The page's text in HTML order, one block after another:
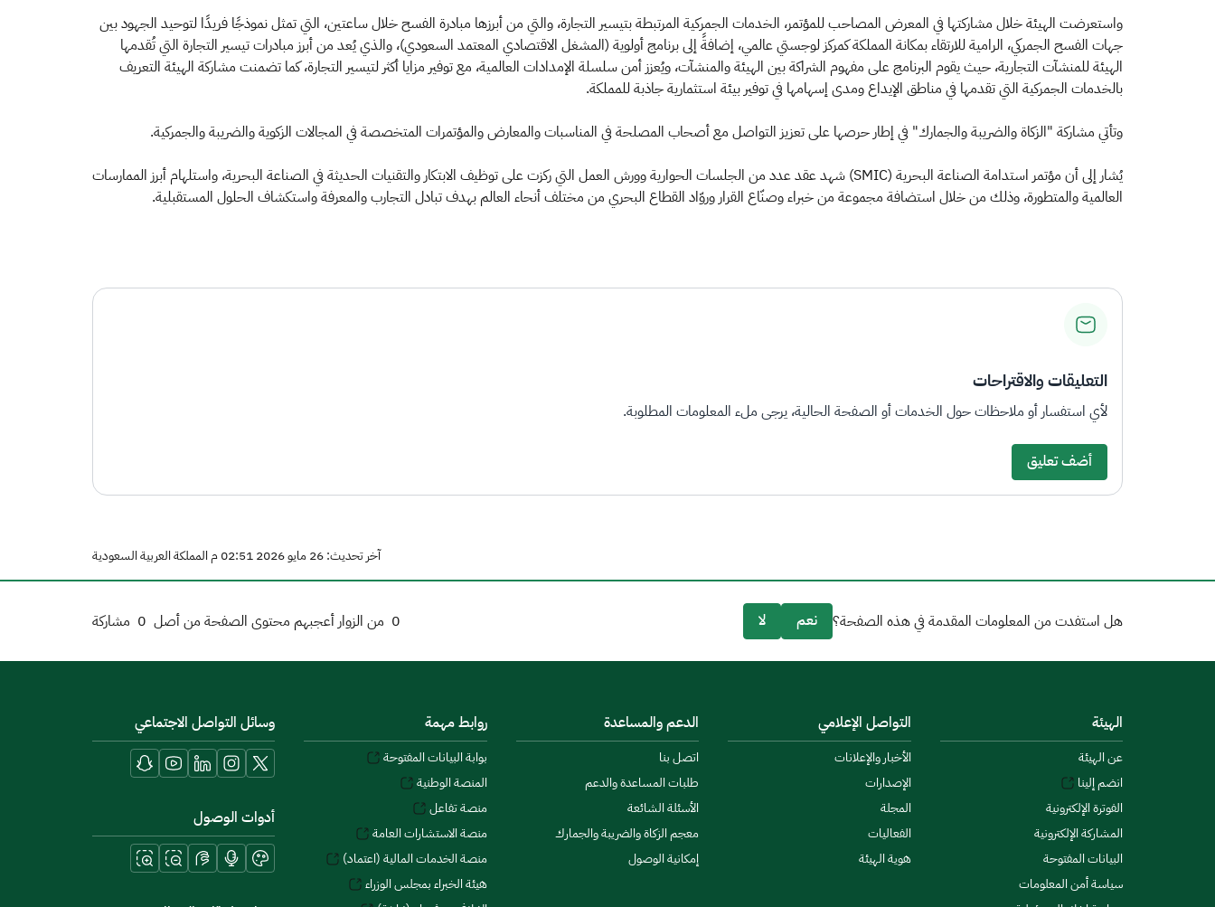
واستعرضت الهيئة خلال مشار​كتها في المعرض المصاحب للمؤتمر، الخدمات الجمركية المرتبطة بتيسير التجارة، والتي من أبرزها مبادرة الفسح خلال ساعتين، التي تمثل نموذجًا فريدًا لتوحيد الجهود بين
جهات الفسح الجمركي، الرامية للارتقاء بمكانة المملكة كمركز لوجستي عالمي، إضافةً إلى برنامج أولوية (المشغل الاقتصادي المعتمد السعودي)، والذي يُعد من أبرز مبادرات تيسير التجارة التي تُقدمها
الهيئة للمنشآت التجارية، حيث يقوم البرنامج على مفهوم الشراكة بين الهيئة والمنشآت، ويُعزز أمن سلسلة الإمدادات العالمية، مع توفير مزايا أكثر لتيسير التجارة، كما تضمنت مشاركة الهيئة التعريف
بالخدمات الجمركية التي تقدمها في مناطق الإيداع ومدى إسهامها في توفير بيئة استثمارية جاذبة للمملكة.
وتأتي مشاركة "الزكاة والضريبة والجمارك" في إطار حرصها على تعزيز التواصل مع أصحاب المصلحة في المناسبات والمعارض والمؤتمرات المتخصصة في المجالات الزكوية والضريبة والجمركية.
يُشار إلى أن مؤتمر استدامة الصناعة البحرية (SMIC) شهد عقد عدد من الجلسات الحوارية وورش العمل التي ركزت على توظيف الابتكار والتقنيات الحديثة في الصناعة البحرية، واستلهام أبرز الممارسات
العالمية والمتطورة، وذلك من خلال استضافة مجموعة من خبراء وصنّاع القرار وروّاد القطاع البحري من مختلف أنحاء العالم بهدف تبادل التجارب والمعرفة واستكشاف الحلول المستقبلية.
التعليقات والاقتراحات
لأي استفسار أو ملاحظات حول الخدمات أو الصفحة الحالية، يرجى ملء المعلومات المطلوبة.
أضف تعليق
آخر تحديث: 26 مايو 2026 02:51 م المملكة العربية السعودية
0 من الزوار أعجبهم محتوى الصفحة من أصل 0 مشاركة هل استفدت من المعلومات المقدمة في هذه الصفحة؟ نعم لا
الهيئة
عن الهيئة
انضم إلينا
الفوترة الإلكترونية
المشاركة الإلكترونية
البيانات المفتوحة
سياسة أمن المعلومات
التواصل الإعلامي
الأخبار والإعلانات
الإصدارات
المجلة
الفعاليات
هوية الهيئة
الدعم والمساعدة
اتصل بنا
طلبات المساعدة والدعم
الأسئلة الشائعة
معجم الزكاة والضريبة والجمارك
إمكانية الوصول
روابط مهمة
بوابة البيانات المفتوحة
المنصة الوطنية
منصة تفاعل
منصة الاستشارات العامة
منصة الخدمات المالية (اعتماد)
هيئة الخبراء بمجلس الوزراء
وسائل التواصل الاجتماعي
أدوات الوصول